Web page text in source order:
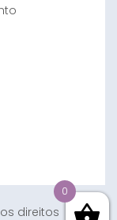
direitos
0